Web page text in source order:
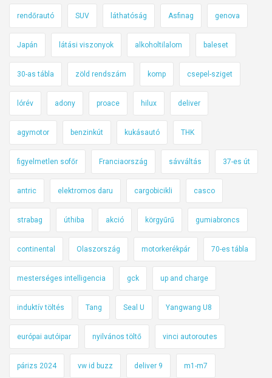
rendőrautó SUV láthatóság Asfinag genova
Japán látási viszonyok alkoholtilalom baleset
30-as tábla zöld rendszám komp csepel-sziget
lórév adony proace hilux deliver
agymotor benzinkút kukásautó THK
figyelmetlen sofőr Franciaország sávváltás 37-es út
antric elektromos daru cargobicikli casco
strabag úthiba akció körgyűrű gumiabroncs
continental Olaszország motorkerékpár 70-es tábla
mesterséges intelligencia gck up and charge
induktív töltés Tang Seal U Yangwang U8
európai autóipar nyilvános töltő vinci autoroutes
párizs 2024 vw id buzz deliver 9 m1-m7